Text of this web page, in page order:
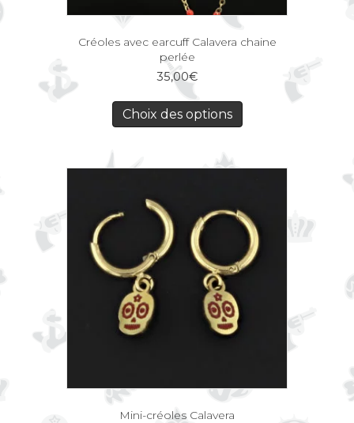
Créoles avec earcuff Calavera chaine
perlée
35,00€
Choix des options
Mini-créoles Calavera